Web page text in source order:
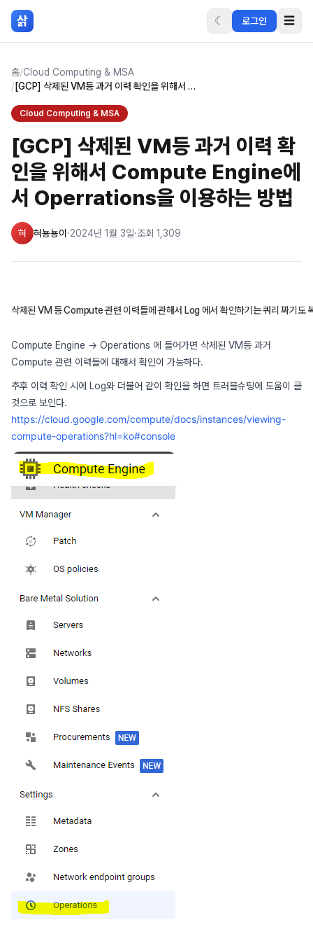
본문 바로가기
삵 ☾ 로그인 ☰
홈/Cloud Computing & MSA
/
[GCP] 삭제된 VM등 과거 이력 확인을 위해서 Compute Engine에서 Operrations을 이용하는 방법
Cloud Computing & MSA
[GCP] 삭제된 VM등 과거 이력 확
인을 위해서 Compute Engine에
서 Operrations을 이용하는 방법
혀 혀뇽뇽이 ·2024년 1월 3일·조회 1,309
삭제된 VM 등 Compute 관련 이력들에 관해서 Log 에서 확인하기는 쿼리 짜기도
Compute Engine → Operations 에 들어가면 삭제된 VM등 과거
Compute 관련 이력들에 대해서 확인이 가능하다.
추후 이력 확인 시에 Log와 더불어 같이 확인을 하면 트러블슈팅에 도움이 클
것으로 보인다.
https://cloud.google.com/compute/docs/instances/viewing-
compute-operations?hl=ko#console